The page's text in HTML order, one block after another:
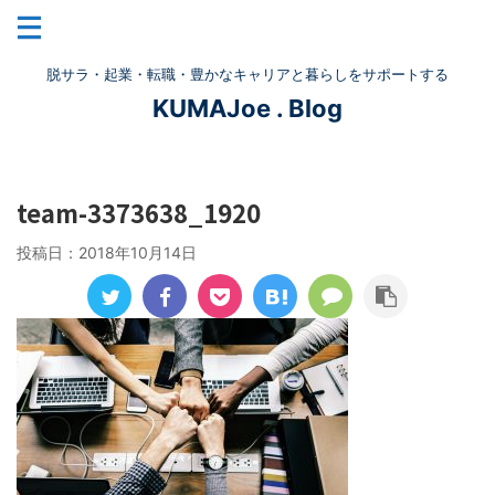
脱サラ・起業・転職・豊かなキャリアと暮らしをサポートする
KUMAJoe . Blog
team-3373638_1920
投稿日： 2018年10月14日